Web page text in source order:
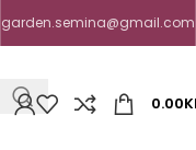
garden.semina@gmail.com
0.00